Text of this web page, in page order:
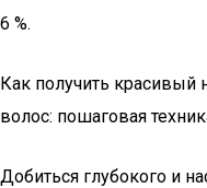
6 %.
Как получить красивый
волос: пошаговая
Добиться глубокого и